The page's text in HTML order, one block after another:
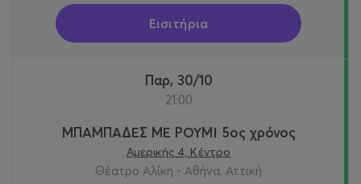
Εισιτήρια
Παρ, 30/10
21:00
ΜΠΑΜΠΑΔΕΣ ΜΕ ΡΟΥΜΙ 5ος χρόνος
Αμερικής 4, Κέντρο
Θέατρο Αλίκη - Αθήνα, Αττική